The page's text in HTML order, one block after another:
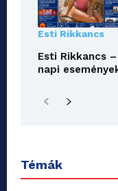
Esti Rikkancs
Esti Rikkancs
napi
Témák